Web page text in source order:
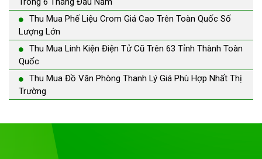
Thu Mua Phế Liệu Crom Giá Cao Trên Toàn Quốc Số
Lượng Lớn
Thu Mua Linh Kiện Điện Tử Cũ Trên 63 Tỉnh Thành Toàn
Quốc
Thu Mua Đồ Văn Phòng Thanh Lý Giá Phù Hợp Nhất Thị
Trường